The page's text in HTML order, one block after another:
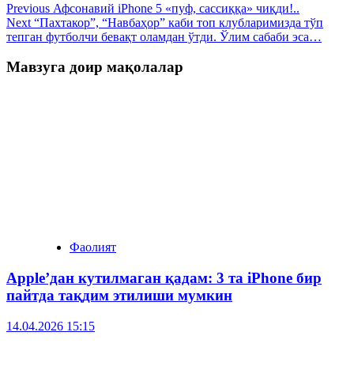
Previous Афсонавий iPhone 5 «пуф, сассиққа» чиқди!..
Next “Пахтакор”, “Навбаҳор” каби топ клубларимизда тўп
тепган футболчи бевақт оламдан ўтди. Ўлим сабаби эса…
Мавзуга доир мақолалар
Фаолият
Apple’дан кутилмаган қадам: 3 та iPhone бир
пайтда тақдим этилиши мумкин
14.04.2026 15:15